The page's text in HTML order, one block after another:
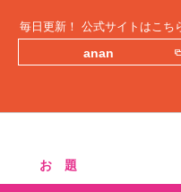
毎日更新！ 公式サイトはこち
anan
お 題